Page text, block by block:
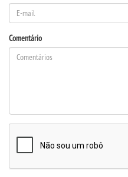
REPOSITÓRIO
REGULAMENTOS
REGIMENTOS
Comentário